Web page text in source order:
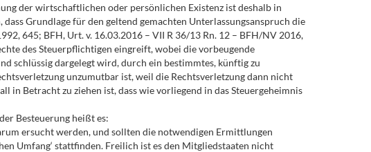
der wirtschaftlichen oder persönlichen Existenz ist deshalb in
Grundlage für den geltend gemachten Unterlassungsanspruch die
645; BFH, Urt. v. 16.03.2016 – VII R 36/13 Rn. 12 – BFH/NV 2016,
des Steuerpflichtigen eingreift, wobei die vorbeugende
schlüssig dargelegt wird, durch ein bestimmtes, künftig zu
unzumutbar ist, weil die Rechtsverletzung dann nicht
Betracht zu ziehen ist, dass wie vorliegend in das Steuergeheimnis
Besteuerung heißt es:
ersucht werden, und sollten die notwendigen Ermittlungen
Umfang‘ stattfinden. Freilich ist es den Mitgliedstaaten nicht